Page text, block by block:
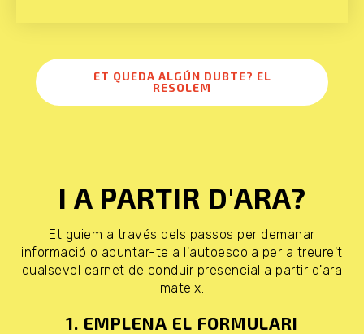
ET QUEDA ALGÚN DUBTE? EL
RESOLEM
I A PARTIR D'ARA?
Et guiem a través dels passos per demanar
informació o apuntar-te a l'autoescola per a treure't
qualsevol carnet de conduir presencial a partir d'ara
mateix.
1. EMPLENA EL FORMULARI